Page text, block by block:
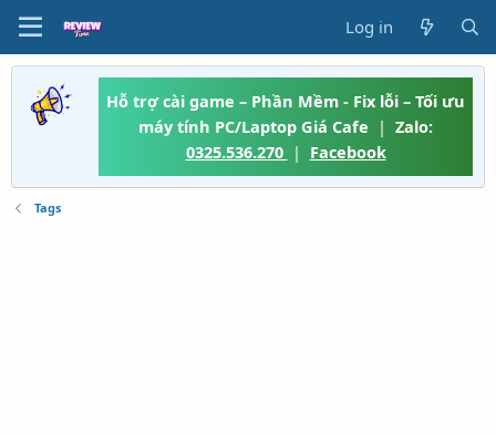
Log in
Hỗ trợ cài game – Phần Mềm - Fix lỗi – Tối ưu
máy tính PC/Laptop Giá Cafe | Zalo:
0325.536.270 | Facebook
Tags